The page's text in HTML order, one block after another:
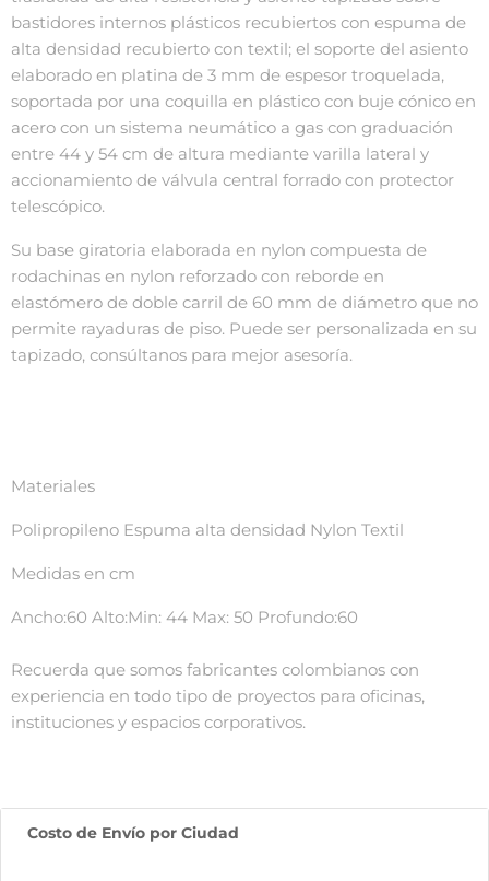
bastidores internos plásticos recubiertos con espuma de
alta densidad recubierto con textil; el soporte del asiento
elaborado en platina de 3 mm de espesor troquelada,
soportada por una coquilla en plástico con buje cónico en
acero con un sistema neumático a gas con graduación
entre 44 y 54 cm de altura mediante varilla lateral y
accionamiento de válvula central forrado con protector
telescópico.
Su base giratoria elaborada en nylon compuesta de
rodachinas en nylon reforzado con reborde en
elastómero de doble carril de 60 mm de diámetro que no
permite rayaduras de piso. Puede ser personalizada en su
tapizado, consúltanos para mejor asesoría.
Materiales
Polipropileno Espuma alta densidad Nylon Textil
Medidas en cm
Ancho:60 Alto:Min: 44 Max: 50 Profundo:60
Recuerda que somos fabricantes colombianos con
experiencia en todo tipo de proyectos para oficinas,
instituciones y espacios corporativos.
Costo de Envío por Ciudad